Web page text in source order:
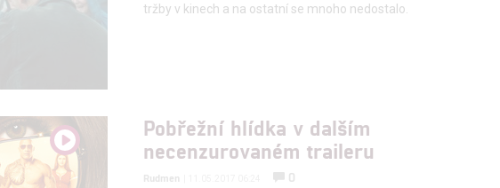
tržby v kinech a na ostatní se mnoho nedostalo.
Pobřežní hlídka v dalším
necenzurovaném traileru
Rudmen
0